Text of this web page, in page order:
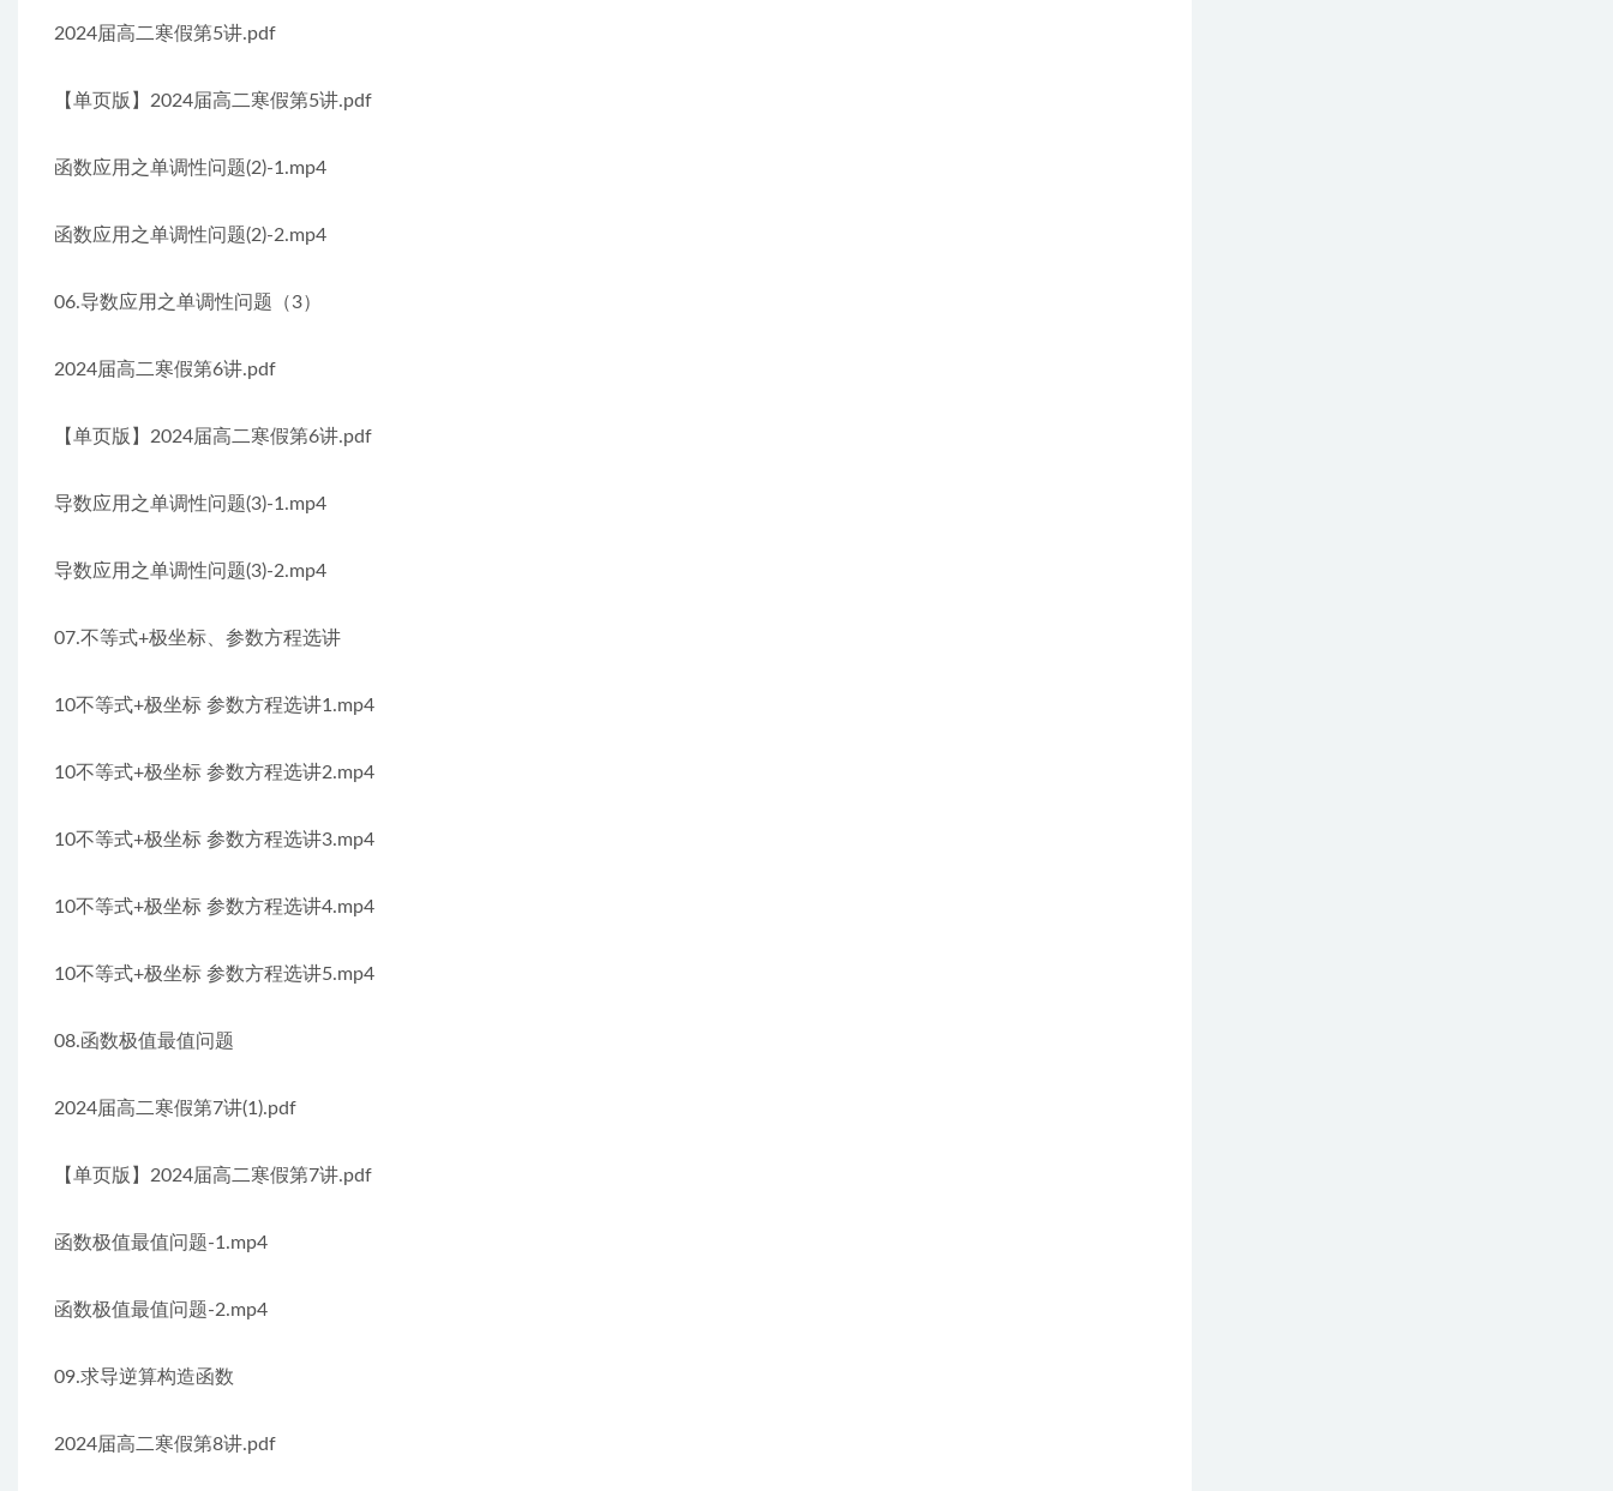
2024届高二寒假第5讲.pdf
【单页版】2024届高二寒假第5讲.pdf
函数应用之单调性问题(2)-1.mp4
函数应用之单调性问题(2)-2.mp4
06.导数应用之单调性问题（3）
2024届高二寒假第6讲.pdf
【单页版】2024届高二寒假第6讲.pdf
导数应用之单调性问题(3)-1.mp4
导数应用之单调性问题(3)-2.mp4
07.不等式+极坐标、参数方程选讲
10不等式+极坐标 参数方程选讲1.mp4
10不等式+极坐标 参数方程选讲2.mp4
10不等式+极坐标 参数方程选讲3.mp4
10不等式+极坐标 参数方程选讲4.mp4
10不等式+极坐标 参数方程选讲5.mp4
08.函数极值最值问题
2024届高二寒假第7讲(1).pdf
【单页版】2024届高二寒假第7讲.pdf
函数极值最值问题-1.mp4
函数极值最值问题-2.mp4
09.求导逆算构造函数
2024届高二寒假第8讲.pdf